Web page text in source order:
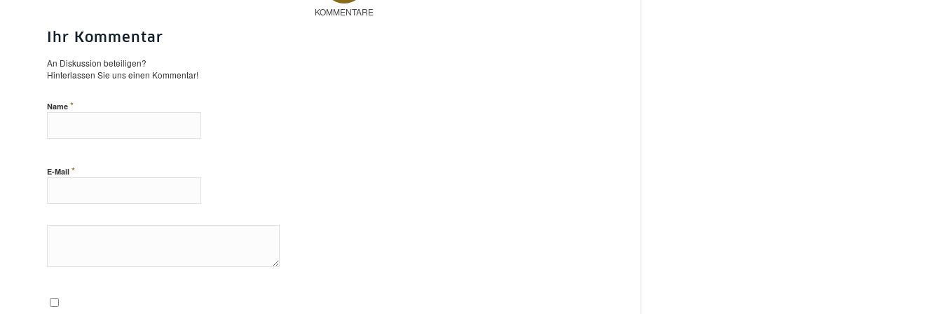
KOMMENTARE
Ihr Kommentar
An Diskussion beteiligen?
Hinterlassen Sie uns einen Kommentar!
Name *
E-Mail *